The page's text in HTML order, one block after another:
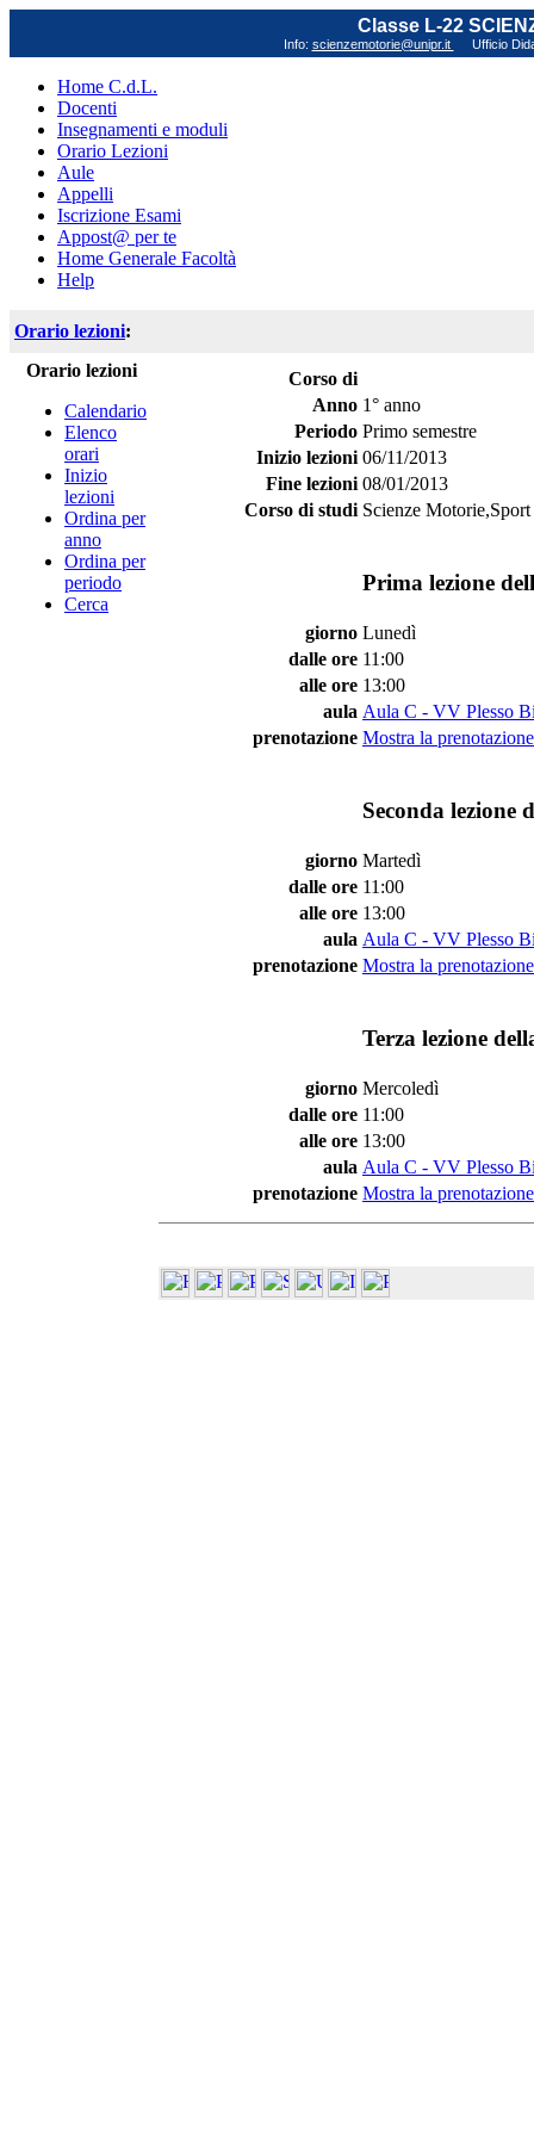
Classe L-22
Info: scienzemotorie@unipr.it Ufficio
Home C.d.L.
Docenti
Insegnamenti e moduli
Orario Lezioni
Aule
Appelli
Iscrizione Esami
Appost@ per te
Home Generale Facoltà
Help
Orario lezioni:
Orario lezioni
Calendario
Elenco
orari
Inizio
lezioni
Ordina per
anno
Ordina per
periodo
Cerca
Corso di
Anno 1° anno
Periodo Primo semestre
Inizio lezioni 06/11/2013
Fine lezioni 08/01/2013
Corso di studi Scienze Motorie,Sport
Prima lezione
giorno Lunedì
dalle ore 11:00
alle ore 13:00
aula Aula C - VV Plesso
prenotazione Mostra la
Seconda lezione
giorno Martedì
dalle ore 11:00
alle ore 13:00
aula Aula C - VV Plesso
prenotazione Mostra la
Terza lezione
giorno Mercoledì
dalle ore 11:00
alle ore 13:00
aula Aula C - VV Plesso
prenotazione Mostra la